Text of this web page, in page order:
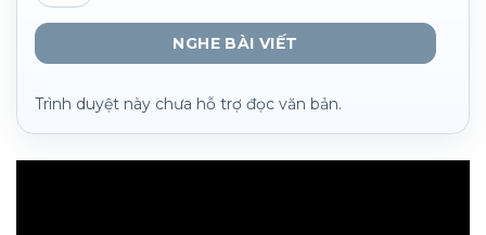
NGHE BÀI VIẾT
Trình duyệt này chưa hỗ trợ đọc văn bản.